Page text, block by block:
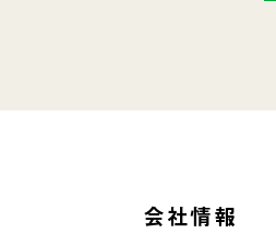
会社情報